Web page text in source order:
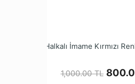
* Kehribar Tesbihler
* Kalite ve
1,000.00 TL